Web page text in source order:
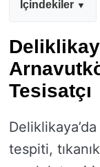
İçindekiler
Tesisatçı
tespiti,